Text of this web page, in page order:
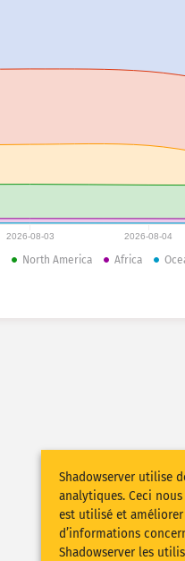
2026-08-03 2026-08-04
North America Africa
Shadowserver utilise
analytiques. Ceci
est utilisé et
d’informations
Shadowserver les